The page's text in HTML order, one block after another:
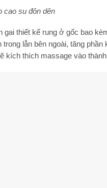
cao su đôn dên
gai thiết kế rung ở gốc bao
lẫn bên ngoài, tăng
kích thích massage vào